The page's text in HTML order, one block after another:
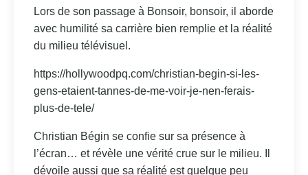
Lors de son passage à Bonsoir, bonsoir, il aborde
avec humilité sa carrière bien remplie et la réalité
du milieu télévisuel.
https://hollywoodpq.com/christian-begin-si-les-
gens-etaient-tannes-de-me-voir-je-nen-ferais-
plus-de-tele/
Christian Bégin se confie sur sa présence à
l’écran… et révèle une vérité crue sur le milieu. Il
dévoile aussi que sa réalité est quelque peu